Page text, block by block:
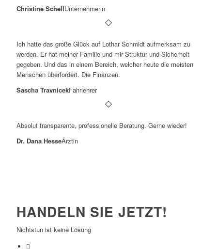
Christine SchellUnternehmerin
Ich hatte das große Glück auf Lothar Schmidt aufmerksam zu
werden. Er hat meiner Familie und mir Struktur und Sicherheit
gegeben. Und das in einem Bereich, welcher heute die meisten
Menschen überfordert. Die Finanzen.
Sascha TravnicekFahrlehrer
Absolut transparente, professionelle Beratung. Gerne wieder!
Dr. Dana HesseÄrztin
HANDELN SIE JETZT!
Nichtstun ist keine Lösung